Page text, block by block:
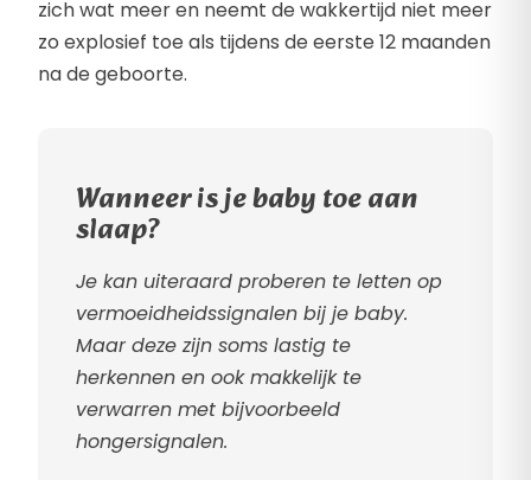
zich wat meer en neemt de wakkertijd niet meer
zo explosief toe als tijdens de eerste 12 maanden
na de geboorte.
Wanneer is je baby toe aan
slaap?
Je kan uiteraard proberen te letten op
vermoeidheidssignalen bij je baby.
Maar deze zijn soms lastig te
herkennen en ook makkelijk te
verwarren met bijvoorbeeld
hongersignalen.